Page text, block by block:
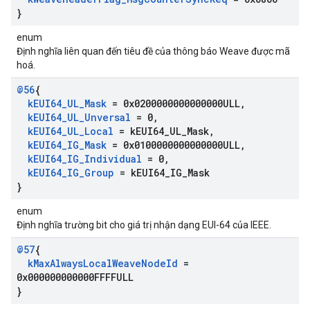
}
enum
Định nghĩa liên quan đến tiêu đề của thông báo Weave được mã
hoá.
@56{
kEUI64_UL_Mask = 0x0200000000000000ULL,
kEUI64_UL_Unversal = 0,
kEUI64_UL_Local = kEUI64 UL Mask,
kEUI64_IG_Mask = 0x0100000000000000ULL,
kEUI64_IG_Individual = 0,
kEUI64_IG_Group = kEUI64 IG Mask
}
enum
Định nghĩa trường bit cho giá trị nhận dạng EUI-64 của IEEE.
@57{
kMaxAlwaysLocalWeaveNodeId =
0x000000000000FFFFULL
}